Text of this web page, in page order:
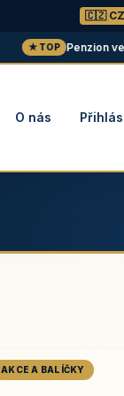
🇨🇿 CZ
★ TOP Penzion ve
O nás
AKCE A BALÍČKY